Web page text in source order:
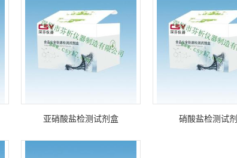
亚硝酸盐检测试剂盒 硝酸盐检测试